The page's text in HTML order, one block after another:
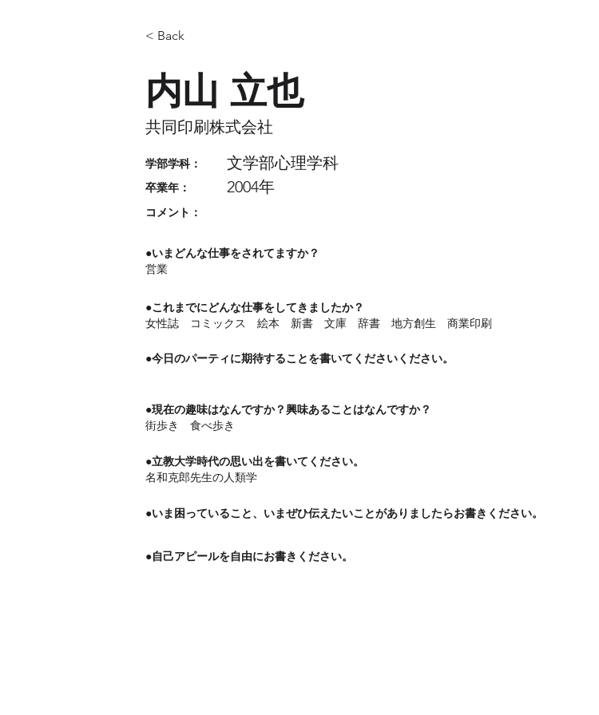
< Back
内山 立也
共同印刷株式会社
​学部学科：
​卒業年：
コメント：
文学部心理学科
2004年
●いまどんな仕事をされてますか？
営業
●これまでにどんな仕事をしてきましたか？
女性誌 コミックス 絵本 新書 文庫 辞書 地方創生 商業印刷
●今日のパーティに期待することを書いてくださいください。
●現在の趣味はなんですか？興味あることはなんですか？
街歩き 食べ歩き
●立教大学時代の思い出を書いてください。
名和克郎先生の人類学
●いま困っていること、いまぜひ伝えたいことがありましたらお書きください。
●自己アピールを自由にお書きください。